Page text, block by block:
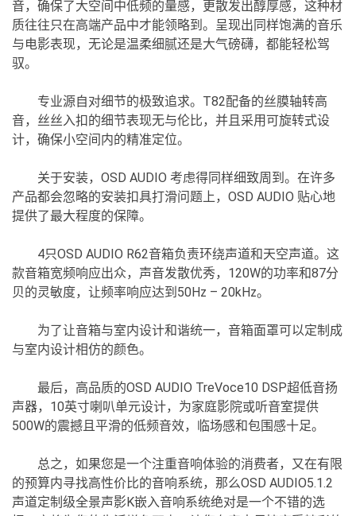
音，确保了大空间中低频的量感，更散发出醇厚感，这种材
质往往只在高端产品中才能领略到。呈现出同样饱满的音乐
与电影表现，无论是温柔细腻还是大气磅礴，都能轻松驾
驭。
专业源自对细节的极致追求。T82配备的丝膜轴转高
音，丝丝入扣的细节表现无与伦比，并且采用可旋转式设
计，确保小空间内的精准定位。
关于安装，OSD AUDIO 考虑得同样细致周到。在许多
产品都会忽略的安装扣具打滑问题上，OSD AUDIO 贴心地
提供了最大程度的保障。
4只OSD AUDIO R62音箱负责环绕声道和天空声道。这
款音箱宽频响应出众，声音发散优秀，120W的功率和87分
贝的灵敏度，让频率响应达到50Hz – 20kHz。
为了让音箱与室内设计和谐统一，音箱面罩可以定制成
与室内设计相仿的颜色。
最后，高品质的OSD AUDIO TreVoce10 DSP超低音扬
声器，10英寸喇叭单元设计，为家庭影院或听音室提供
500W的震撼且平滑的低频音效，临场感和包围感十足。
总之，如果您是一个注重音响体验的消费者，又在有限
的预算内寻找高性价比的音响系统，那么OSD AUDIO5.1.2
声道定制级全景声影K嵌入音响系统绝对是一个不错的选